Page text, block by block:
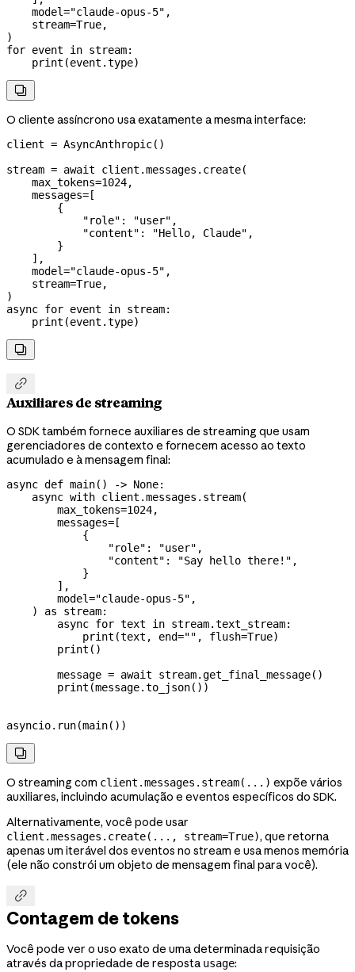
    model
="claude-opus-5" ,
    stream
=True,
)
for event in stream:
    print
(event.type)

O cliente assíncrono usa exatamente a mesma interface:
client = AsyncAnthropic()
stream = await client.messages.create(
    max_tokens
=1024,
    messages
= [
        {
            "role"
: "user" ,
            "content"
: "Hello, Claude" ,
        }
    ],
    model
="claude-opus-5" ,
    stream
=True,
)
async for event in stream:
    print
(event.type)


Auxiliares de streaming
O SDK também fornece auxiliares de streaming que usam
gerenciadores de contexto e fornecem acesso ao texto
acumulado e à mensagem final:
async def main() -> None:
    async
with client.messages.stream(
        max_tokens
=1024,
        messages
=[
            {
                "role"
: "user" ,
                "content"
: "Say hello there!" ,
            }
        ],
        model
="claude-opus-5" ,
    )
as stream:
        async
for text in stream.text_stream:
            print
(text, end="" , flush=True)
        print
()
        message
= await stream.get_final_message()
        print
(message.to_json())
asyncio.run(main())

O streaming com client.messages.stream(...) expõe vários
auxiliares, incluindo acumulação e eventos específicos do SDK.
Alternativamente, você pode usar
client.messages.create(..., stream=True), que retorna
apenas um iterável dos eventos no stream e usa menos memória
(ele não constrói um objeto de mensagem final para você).

Contagem de tokens
Você pode ver o uso exato de uma determinada requisição
através da propriedade de resposta usage: